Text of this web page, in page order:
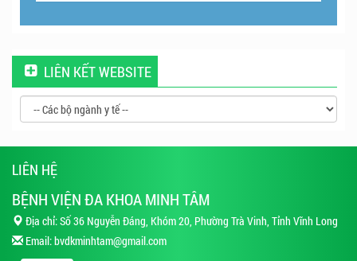
LIÊN KẾT WEBSITE
LIÊN HỆ
BỆNH VIỆN ĐA KHOA MINH TÂM
Địa chỉ: Số 36 Nguyễn Đáng, Khóm 20, Phường Trà Vinh, Tỉnh Vĩnh Long
Email:bvdkminhtam@gmail.com